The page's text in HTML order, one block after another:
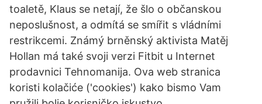
toaletě, Klaus se netají, že šlo o občanskou
neposlušnost, a odmítá se smířit s vládními
restrikcemi. Známý brněnský aktivista Matěj
Hollan má také svoji verzi Fitbit u Internet
prodavnici Tehnomanija. Ova web stranica
koristi kolačiće ('cookies') kako bismo Vam